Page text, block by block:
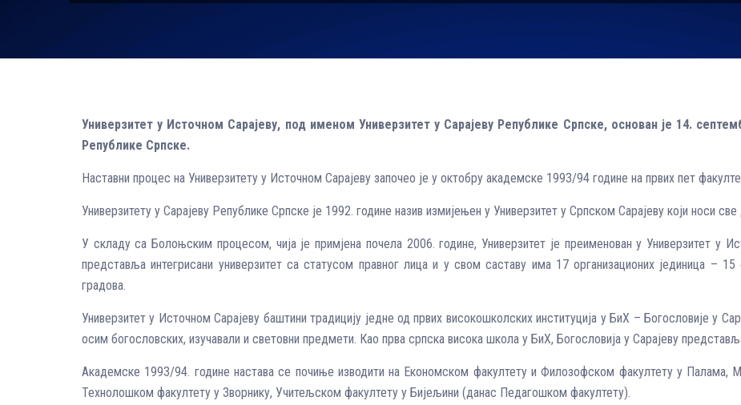
Универзитет у Источном Сарајеву, под именом Универзитет у Сарајеву Републике Српске, основан је 14.
Републике Српске.
Наставни процес на Универзитету у Источном Сарајеву започео је у октобру академске 1993/94 године на првих пет
Универзитету у Сарајеву Републике Српске је 1992. године назив измијењен у Универзитет у Српском Сарајеву који носи
У складу са Болоњским процесом, чија је примјена почела 2006. године, Универзитет је преименован у Универзитет у
представља интегрисани универзитет са статусом правног лица и у свом саставу има 17 организационих јединица –
градова.
Универзитет у Источном Сарајеву баштини традицију једне од првих високошколских институција у БиХ – Богословије у
осим богословских, изучавали и световни предмети. Као прва српска висока школа у БиХ, Богословија у Сарајеву
Академске 1993/94. године настава се почиње изводити на Економском факултету и Филозофском факултету у
Технолошком факултету у Зворнику, Учитељском факултету у Бијељини (данас Педагошком факултету).